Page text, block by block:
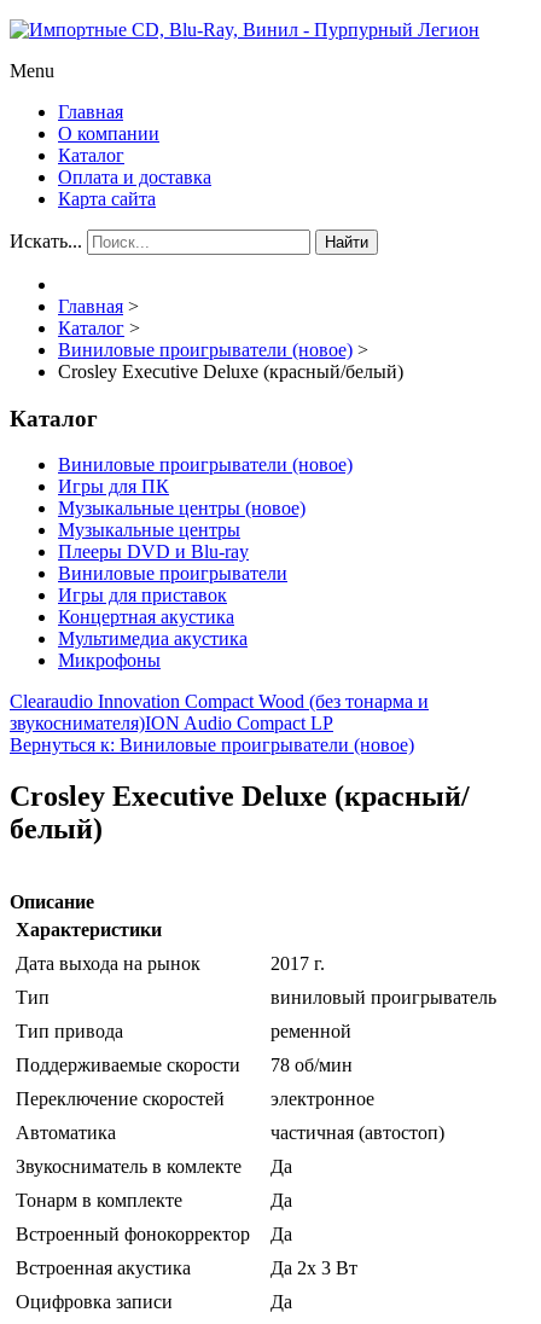
Menu
Главная
О компании
Каталог
Оплата и доставка
Карта сайта
Искать... Найти
Главная >
Каталог >
Виниловые проигрыватели (новое) >
Crosley Executive Deluxe (красный/белый)
Каталог
Виниловые проигрыватели (новое)
Игры для ПК
Музыкальные центры (новое)
Музыкальные центры
Плееры DVD и Blu-ray
Виниловые проигрыватели
Игры для приставок
Концертная акустика
Мультимедиа акустика
Микрофоны
Clearaudio Innovation Compact Wood (без тонарма и
звукоснимателя)ION Audio Compact LP
Вернуться к: Виниловые проигрыватели (новое)
Crosley Executive Deluxe (красный/
белый)
Описание
Характеристики
Дата выхода на рынок
2017 г.
Тип
виниловый проигрыватель
Тип привода
ременной
Поддерживаемые скорости
78 об/мин
Переключение скоростей
электронное
Автоматика
частичная (автостоп)
Звукосниматель в комлекте
Да
Тонарм в комплекте
Да
Встроенный фонокорректор
Да
Встроенная акустика
Да 2x 3 Вт
Оцифровка записи
Да